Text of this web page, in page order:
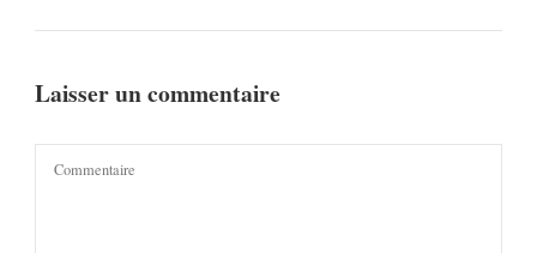
Laisser un commentaire